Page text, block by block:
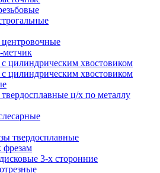
метчик
цилиндрическим хвостовиком
цилиндрическим хвостовиком
ц/х по металлу
твердосплавные
3-х сторонние